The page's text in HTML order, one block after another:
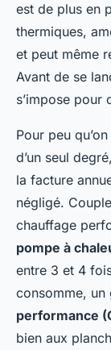
est de plus en
thermiques,
et peut même
Avant de se
s’impose pour
Pour peu
d’un seul
la facture
négligé.
chauffage
pompe à
entre 3 et 4
consomme, un
performance
bien aux